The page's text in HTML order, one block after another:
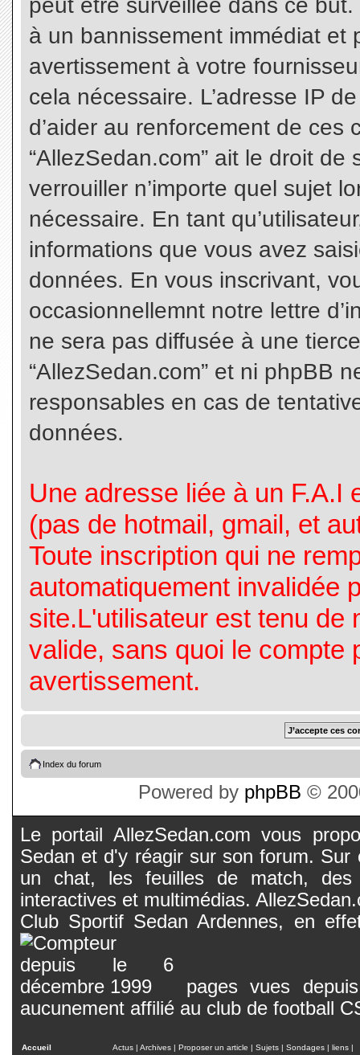
à un bannissement immédiat et
avertissement à votre
cela nécessaire. L’adresse IP
d’aider au renforcement de
“AllezSedan.com” ait le droit de
verrouiller n’importe quel sujet
nécessaire. En tant
informations que vous avez
données. En vous inscrivant,
occasionnellemnt notre lettre
ne sera pas diffusée à une
“AllezSedan.com” et ni phpBB
responsables en cas de
données.
Une adresse liée à un F.A.I
(pas de hotmail, gmail, et
Toute inscription qui ne
automatiquement invalidée
site.L'utilisateur est tenu de
valide, sans quoi le compte
avertissement.
Index du forum
Powered by phpBB ©
Le portail AllezSedan.com vous
Sedan et d'y réagir sur son forum.
un chat, les feuilles de match, des
interactives et multimédias.
Club Sportif Sedan Ardennes, en
pages vues
aucunement affilié au club de football
Accueil Actus | Archives | Proposer un article | Sujets | Sondages | liens |